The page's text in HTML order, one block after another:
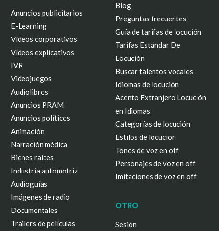
Anuncios publicitarios
E-Learning
Vídeos corporativos
Vídeos explicativos
IVR
Videojuegos
Audiolibros
Anuncios PRAM
Anuncios políticos
Animación
Narración médica
Bienes raíces
Industria automotriz
Audioguías
Imágenes de radio
Documentales
Trailers de películas
Blog
Preguntas frecuentes
Guía de tarifas de locución
Tarifas Estándar De
Locución
Buscar talentos vocales
Idiomas de locución
Acento Extranjero Locución
en Idiomas
Categorías de locución
Estilos de locución
Tonos de voz en off
Personajes de voz en off
Imitaciones de voz en off
OTRO
Sesión